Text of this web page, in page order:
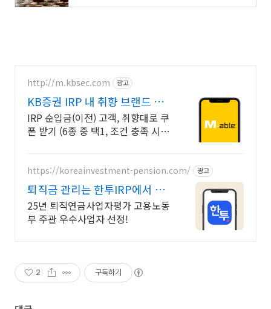
http://m.kbsec.com 광고
KB증권 IRP 내 취향 브랜드 쿠
폰 받기
IRP 순입금(이전) 고객, 취향대로 쿠
폰 받기 (6종 중 택1, 조건 충족 시)
https://koreainvestment-pension.com/ 광고
퇴직금 관리는 한투IRP에서 매
달 기대되는 연금 생활
25년 퇴직연금사업자평가 고용노동
부 주관 우수사업자 선정!
2 구독하기